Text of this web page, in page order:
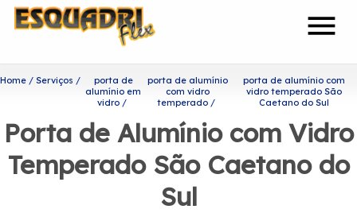
menu
Home Serviços
porta de
alumínio em
vidro
porta de alumínio
com vidro
temperado
porta de alumínio com
vidro temperado São
Caetano do Sul
Porta de Alumínio com Vidro
Temperado São Caetano do
Sul